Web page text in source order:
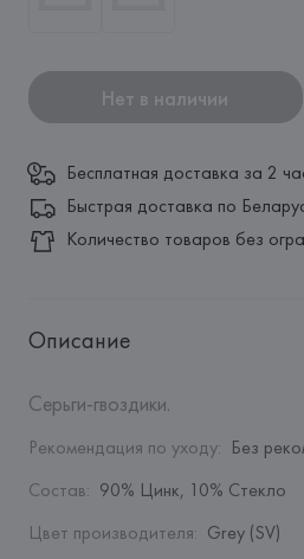
Нет в наличии
Бесплатная доставка за 2
Быстрая доставка по
Количество товаров без
Описание
Серьги-гвоздики.
Рекомендация по уходу: Без
Состав: 90% Цинк, 10% Стекло
Цвет производителя: Grey (SV)